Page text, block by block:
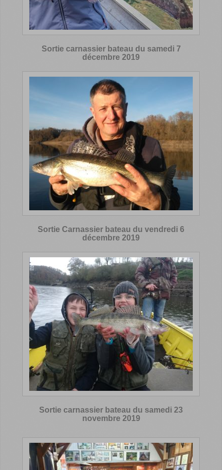
Sortie carnassier bateau du samedi 7
décembre 2019
Sortie Carnassier bateau du vendredi 6
décembre 2019
Sortie carnassier bateau du samedi 23
novembre 2019